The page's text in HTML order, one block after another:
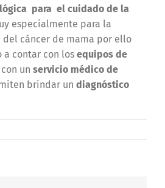
para el cuidado de la
especialmente para la
cáncer de mama por ello
a contar con los equipos de
un servicio médico de
brindar un diagnóstico